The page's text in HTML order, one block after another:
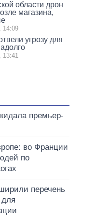
области дрон
магазина,
14:09
угрозу для
13:41
премьер-
во Франции
по
перечень
для